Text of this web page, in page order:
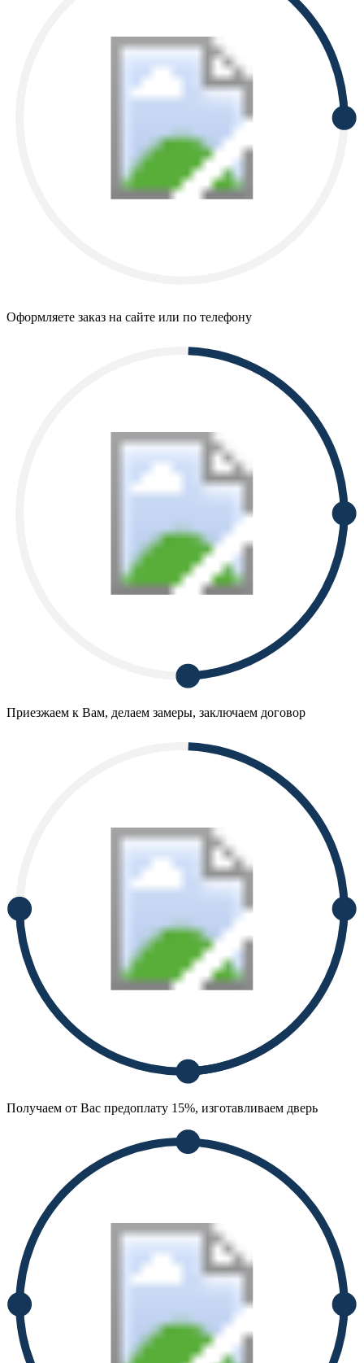
Оформляете заказ на сайте или по телефону
Приезжаем к Вам, делаем замеры, заключаем договор
Получаем от Вас предоплату 15%, изготавливаем дверь